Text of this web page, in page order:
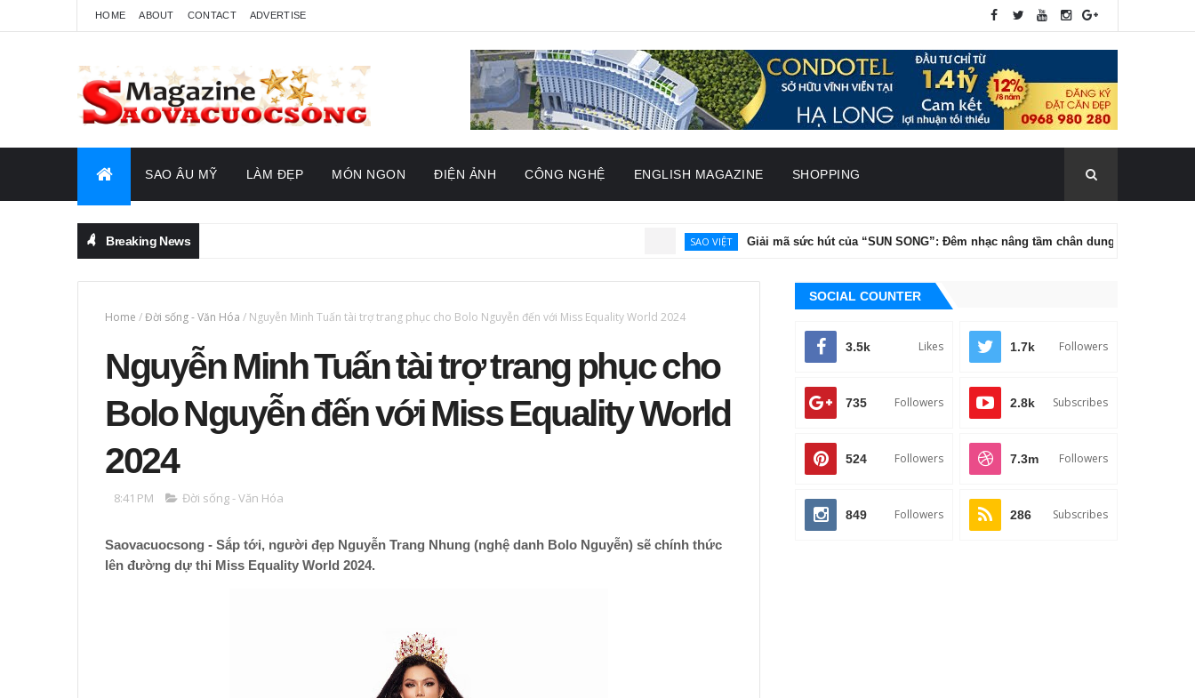
HOME ABOUT CONTACT ADVERTISE
SAO ÂU MỸ LÀM ĐẸP MÓN NGON ĐIỆN ẢNH CÔNG NGHỆ ENGLISH MAGAZINE SHOPPING
Breaking News Giải mã sức hút của “SUN SONG”: Đêm nhạc nâng tầm chân dung nghệ thuật của Tăng
Home /Đời sống - Văn Hóa / Nguyễn Minh Tuấn tài trợ trang phục cho Bolo Nguyễn đến với Miss Equality World 2024
Nguyễn Minh Tuấn tài trợ trang phục cho
Bolo Nguyễn đến với Miss Equality World
2024
8:41 PM Đời sống - Văn Hóa
Saovacuocsong - Sắp tới, người đẹp Nguyễn Trang Nhung (nghệ danh Bolo Nguyễn) sẽ chính thức
lên đường dự thi Miss Equality World 2024.
SOCIAL COUNTER
3.5k Likes 1.7k Followers
735 Followers 2.8k Subscribes
524 Followers 7.3m Followers
849 Followers 286 Subscribes